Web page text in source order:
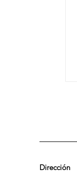
Dirección